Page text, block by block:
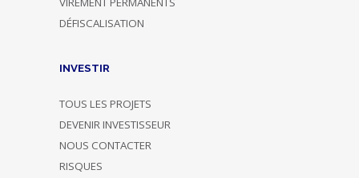
DÉFISCALISATION
INVESTIR
TOUS LES PROJETS
DEVENIR INVESTISSEUR
NOUS CONTACTER
RISQUES